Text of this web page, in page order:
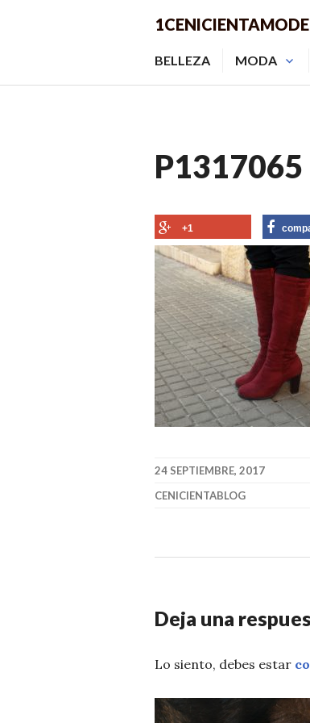
BELLEZA MODA
P1317065
+1
24 SEPTIEMBRE, 2017
CENICIENTABLOG
Deja una
Lo siento, debes estar